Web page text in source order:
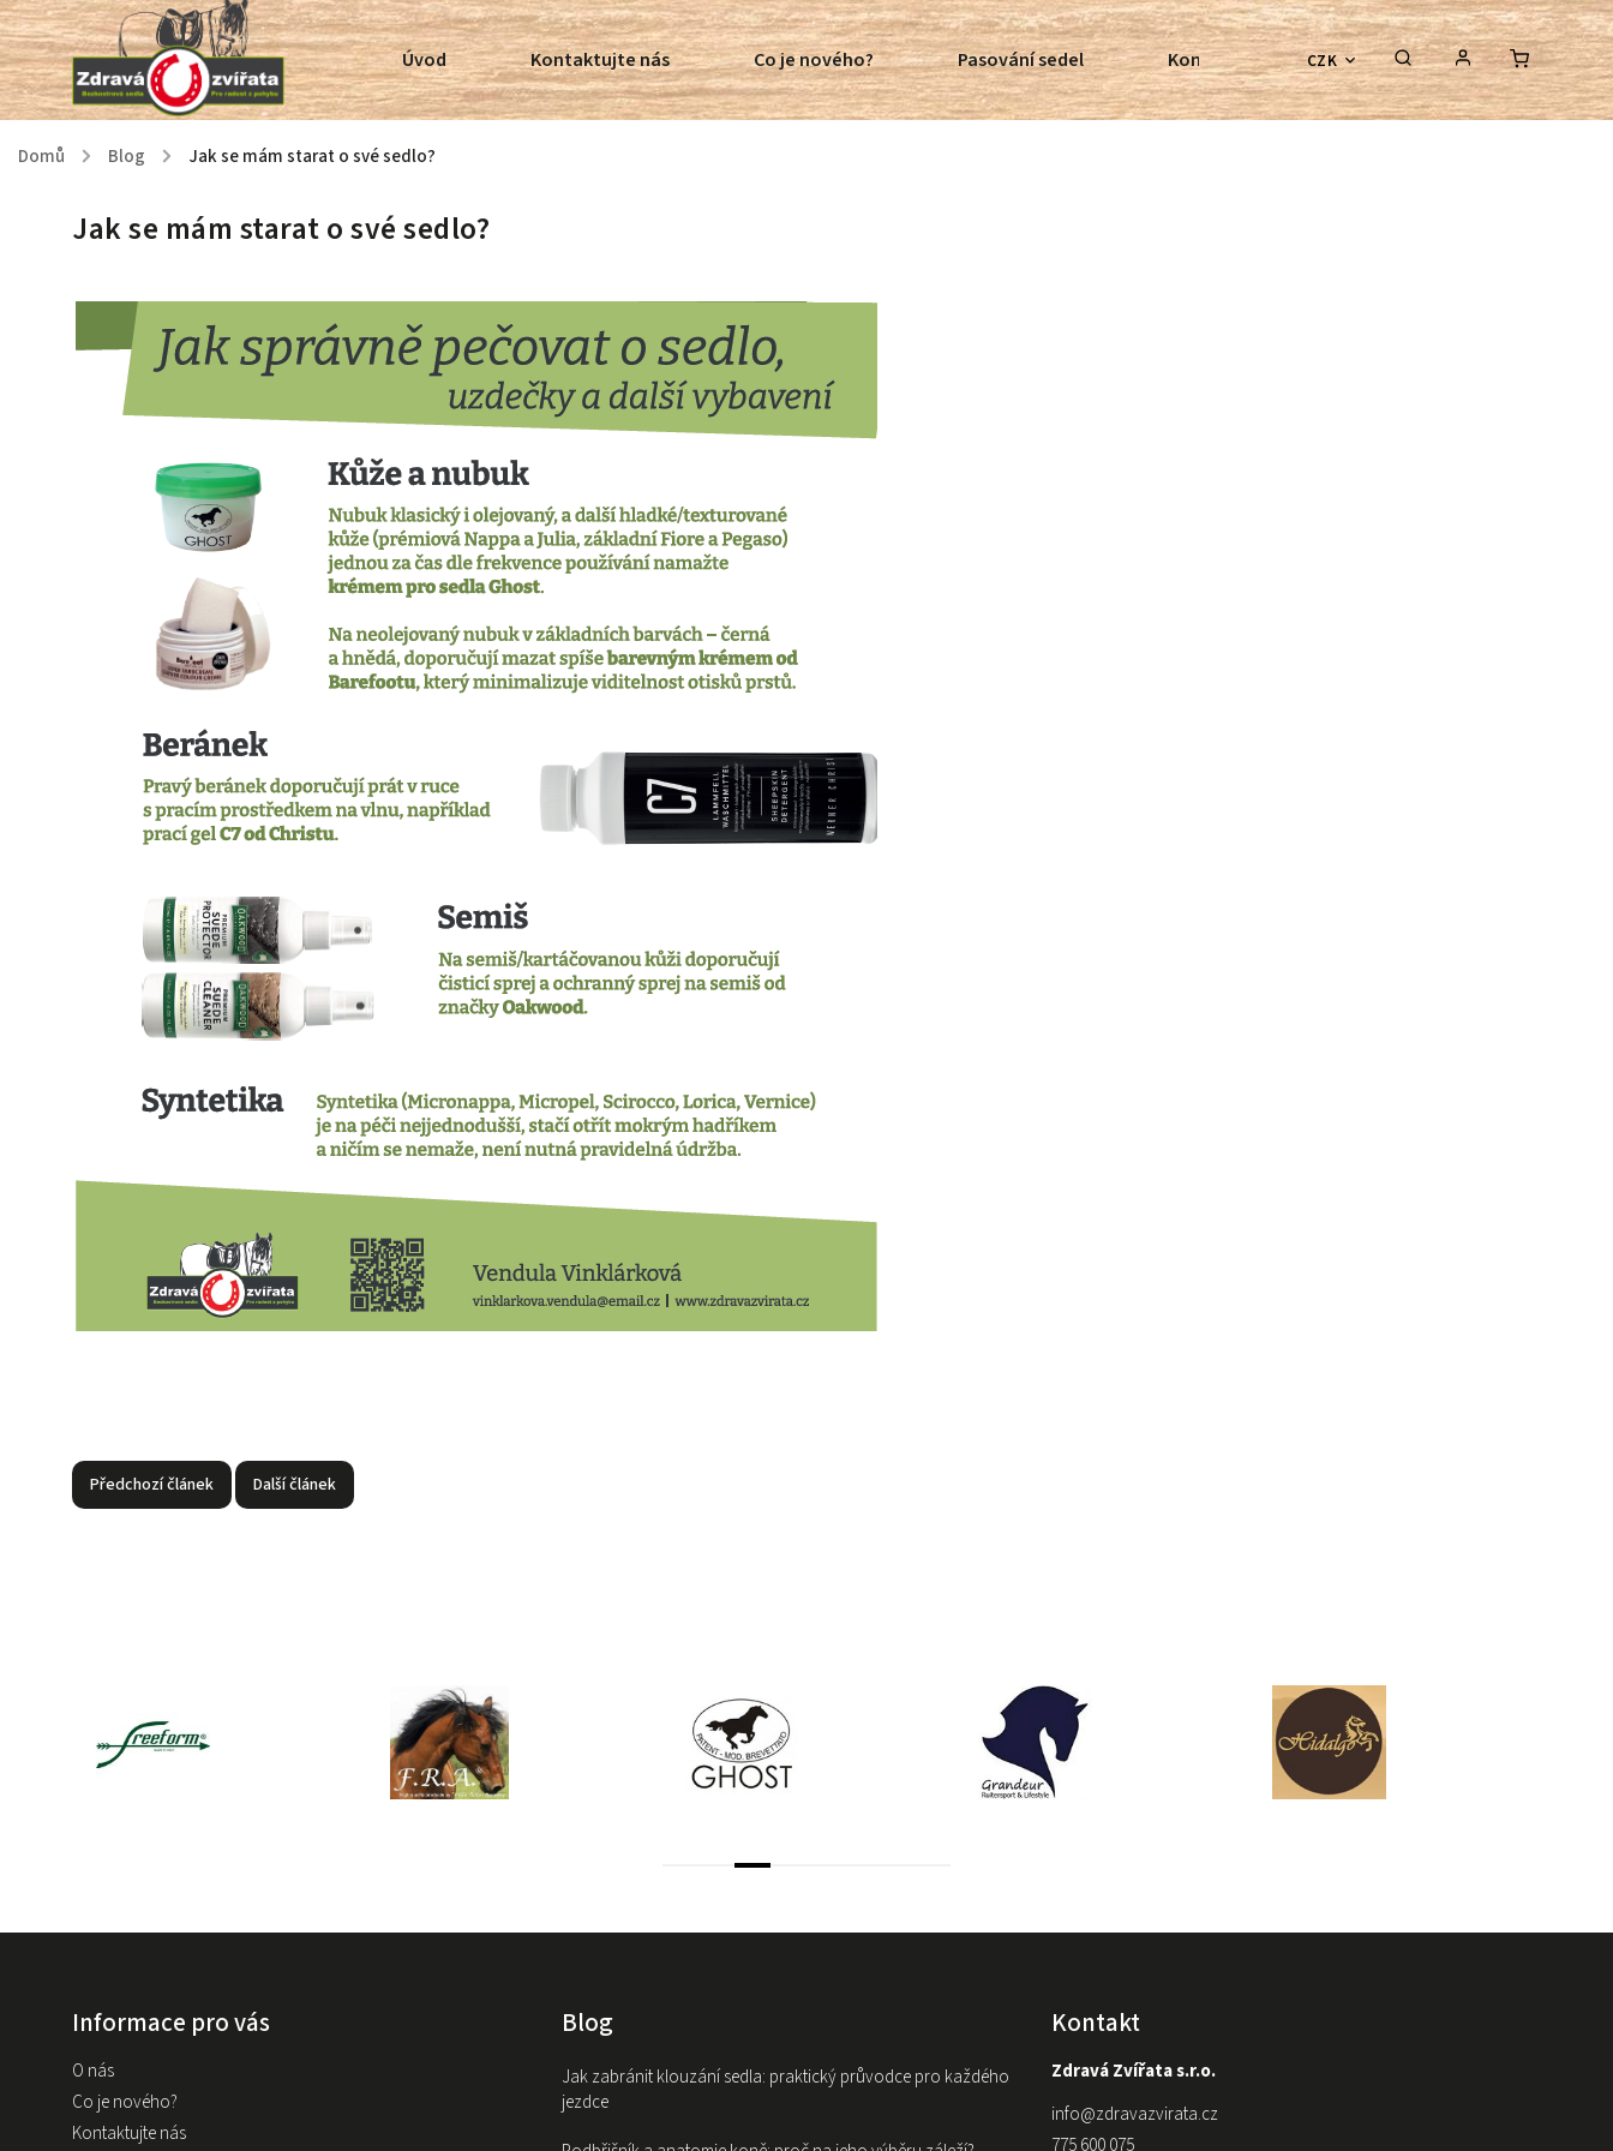
CZK
Úvod Kontaktujte nás Co je nového? Pasování sedel Kontroly bezkostrových sedel Poradenství
Domů / Blog / Jak se mám starat o své sedlo?
Jak se mám starat o své sedlo?
Předchozí článek Další článek
Informace pro vás
O nás
Co je nového?
Kontaktujte nás
Blog
Jak zabránit klouzání sedla: praktický průvodce pro každého
jezdce
Kontakt
Zdravá Zvířata s.r.o.
info@zdravazvirata.cz
775 600 075